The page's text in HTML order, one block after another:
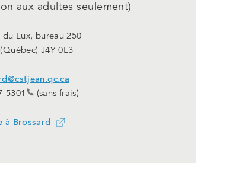
aux adultes seulement)
du Lux, bureau 250
J4Y 0L3
5301
(sans frais)
à Brossard